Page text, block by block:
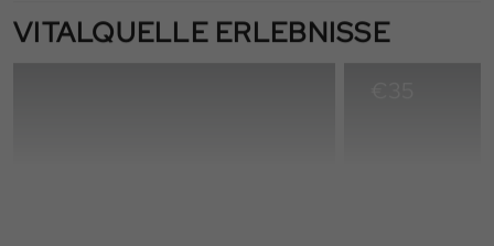
VITALQUELLE ERLEBNISSE